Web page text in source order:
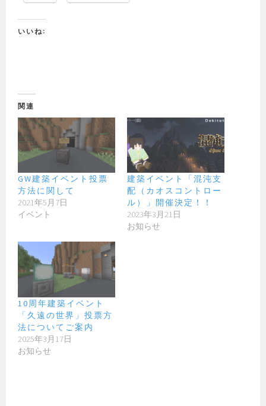
いいね:
関連
GW建築イベント投票
方法に関して
2021年5月7日
イベント
建築イベント「混沌支
配（カオスコントロー
ル）」開催決定！！
2023年3月21日
お知らせ
10周年建築イベント
「久遠の世界」投票方
法についてご案内
2025年3月17日
お知らせ